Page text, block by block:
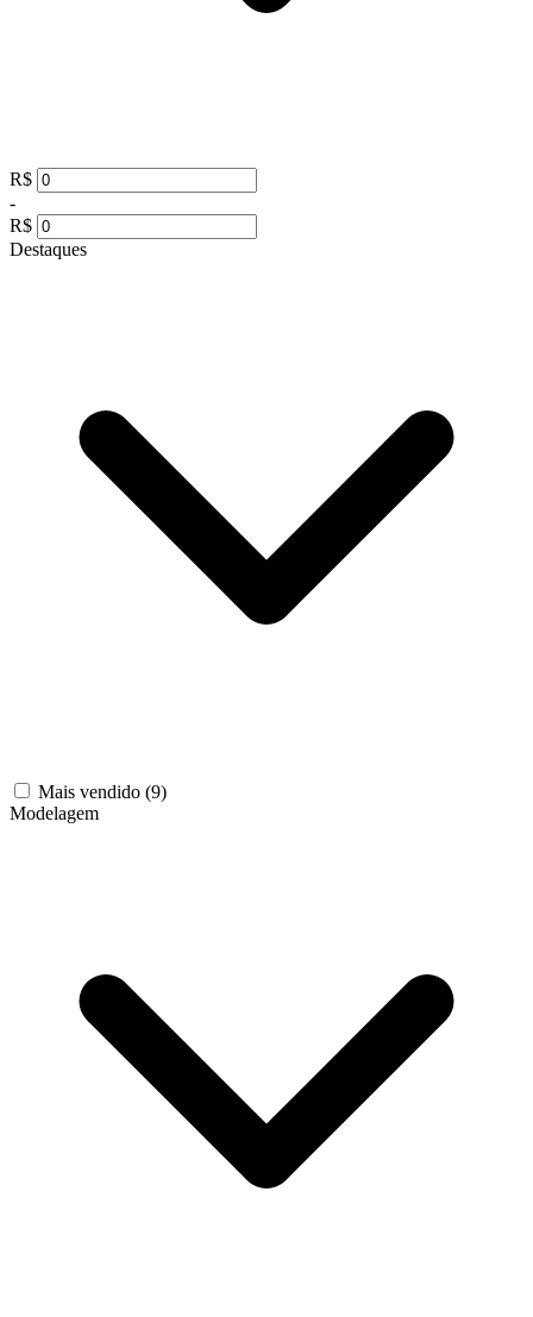
R$
-
R$
Destaques
Mais vendido (9)
Modelagem